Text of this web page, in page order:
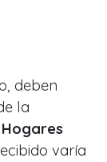
deben
la
varía